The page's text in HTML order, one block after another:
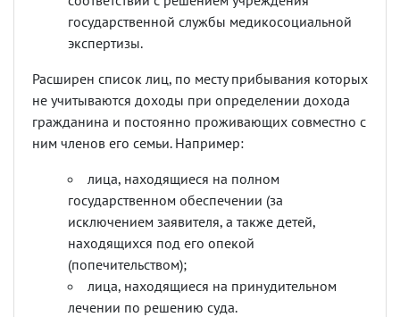
государственной службы медикосоциальной
экспертизы.
Расширен список лиц, по месту прибывания которых
не учитываются доходы при определении дохода
гражданина и постоянно проживающих совместно с
ним членов его семьи. Например:
лица, находящиеся на полном
государственном обеспечении (за
исключением заявителя, а также детей,
находящихся под его опекой
(попечительством);
лица, находящиеся на принудительном
лечении по решению суда.